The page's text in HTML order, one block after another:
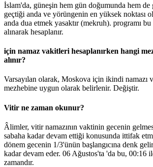
İslam'da, güneşin hem gün doğumunda hem de
geçtiği anda ve yörüngenin en yüksek noktası
anda dua etmek yasaktır (mekruh). programı bu
alınarak hesaplanır.
için namaz vakitleri hesaplanırken hangi
alınır?
Varsayılan olarak, Moskova için ikindi namazı
mezhebine uygun olarak belirlenir. Değiştir.
Vitir ne zaman okunur?
Âlimler, vitir namazının vaktinin gecenin
sabaha kadar devam ettiği konusunda ittifak
dönem gecenin 1/3'ünün başlangıcına denk
kadar devam eder. 06 Ağustos'ta 'da bu, 00:16
zamandır.